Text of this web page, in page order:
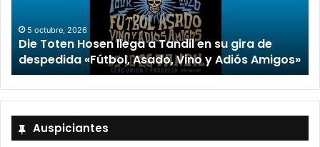
“TIRRIA” llega a Tandil con un elenco de lujo
encabezado por Capusotto, Spregelburd y
Stefani
Auspiciantes